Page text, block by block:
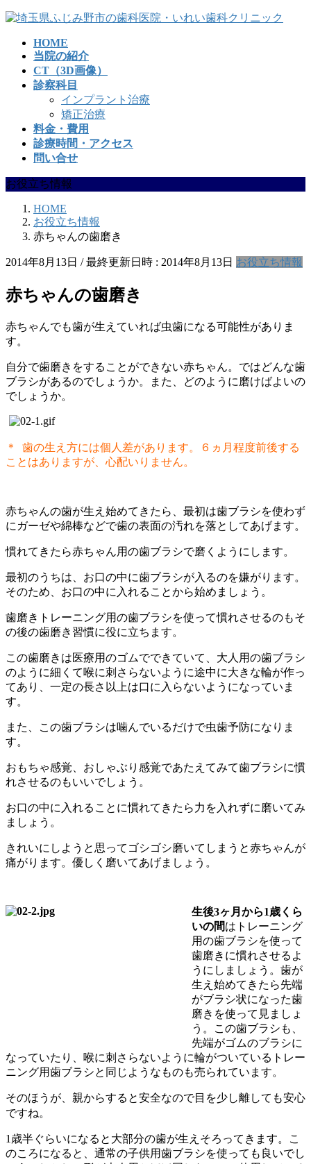
コ
ナ
HOME
当院の紹介
CT（3D画像）
診察科目
インプラント治療
矯正治療
料金・費用
診療時間・アクセス
問い合せ
お役立ち情報
HOME
お役立ち情報
赤ちゃんの歯磨き
2014年8月13日 / 最終更新日時 : 2014年8月13日 お役立ち情報
赤ちゃんの歯磨き
赤ちゃんでも歯が生えていれば虫歯になる可能性がありま
す。
自分で歯磨きをすることができない赤ちゃん。ではどんな歯
ブラシがあるのでしょうか。また、どのように磨けばよいの
でしょうか。
＊ 歯の生え方には個人差があります。６ヵ月程度前後する
ことはありますが、心配いりません。
赤ちゃんの歯が生え始めてきたら、最初は歯ブラシを使わず
にガーゼや綿棒などで歯の表面の汚れを落としてあげます。
慣れてきたら赤ちゃん用の歯ブラシで磨くようにします。
最初のうちは、お口の中に歯ブラシが入るのを嫌がります。
そのため、お口の中に入れることから始めましょう。
歯磨きトレーニング用の歯ブラシを使って慣れさせるのもそ
の後の歯磨き習慣に役に立ちます。
この歯磨きは医療用のゴムでできていて、大人用の歯ブラシ
のように細くて喉に刺さらないように途中に大きな輪が作っ
てあり、一定の長さ以上は口に入らないようになっていま
す。
また、この歯ブラシは噛んでいるだけで虫歯予防になりま
す。
おもちゃ感覚、おしゃぶり感覚であたえてみて歯ブラシに慣
れさせるのもいいでしょう。
お口の中に入れることに慣れてきたら力を入れずに磨いてみ
ましょう。
きれいにしようと思ってゴシゴシ磨いてしまうと赤ちゃんが
痛がります。優しく磨いてあげましょう。
生後3ヶ月から1歳くら
いの間はトレーニング
用の歯ブラシを使って
歯磨きに慣れさせるよ
うにしましょう。歯が
生え始めてきたら先端
がブラシ状になった歯
磨きを使って見ましょ
う。この歯ブラシも、
先端がゴムのブラシに
なっていたり、喉に刺さらないように輪がついているトレー
ニング用歯ブラシと同じようなものも売られています。
そのほうが、親からすると安全なので目を少し離しても安心
ですね。
1歳半ぐらいになると大部分の歯が生えそろってきます。こ
のころになると、通常の子供用歯ブラシを使っても良いでし